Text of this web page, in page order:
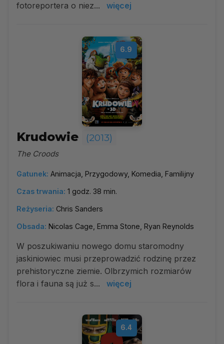
fotoreportera o niez...
więcej
6.9
Krudowie (2013)
The Croods
Gatunek: Animacja, Przygodowy, Komedia, Familijny
Czas trwania: 1 godz. 38 min.
Reżyseria: Chris Sanders
Obsada: Nicolas Cage, Emma Stone, Ryan Reynolds
W poszukiwaniu nowego domu staromodny
jaskiniowiec musi przeprowadzić rodzinę przez
prehistoryczne ziemie. Olbrzymich rozmiarów
flora i fauna są już s...
więcej
6.4